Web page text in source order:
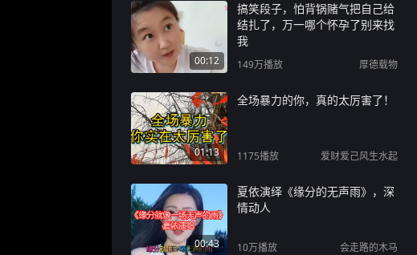
00:12
搞笑段子，怕背锅赌气把自己给
结扎了，万一哪个怀孕了别来找
我
149万播放 厚德载物
01:13
全场暴力的你，真的太厉害了！
1175播放 爱财爱己风生水起
00:43
夏依演绎《缘分的无声雨》，深
情动人
10万播放 会走路的木马